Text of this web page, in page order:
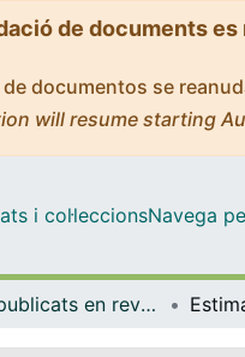
de documents
documentos se
will resume starting
i col·leccionsNavega
Articles publicats en revistes (Física Aplicada)